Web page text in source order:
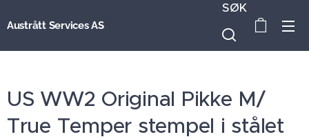
Austrått Services AS
SØK
US WW2 Original Pikke M/
True Temper stempel i stålet